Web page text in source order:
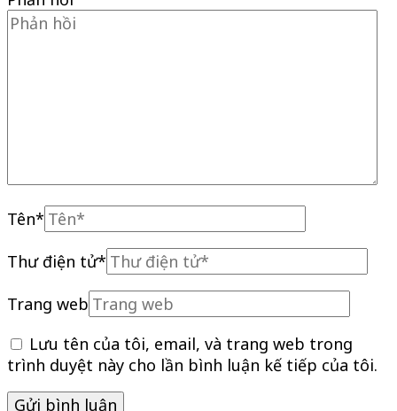
Tên*
Thư điện tử*
Trang web
Lưu tên của tôi, email, và trang web trong
trình duyệt này cho lần bình luận kế tiếp của tôi.